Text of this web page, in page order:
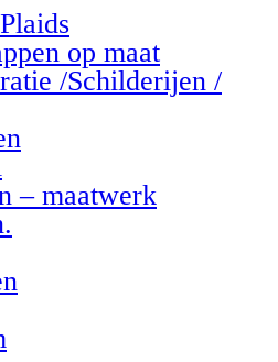
op maat
/Schilderijen /
– maatwerk